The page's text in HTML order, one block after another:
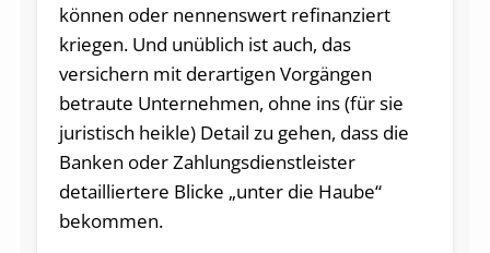
können oder nennenswert refinanziert
kriegen. Und unüblich ist auch, das
versichern mit derartigen Vorgängen
betraute Unternehmen, ohne ins (für sie
juristisch heikle) Detail zu gehen, dass die
Banken oder Zahlungsdienstleister
detailliertere Blicke „unter die Haube“
bekommen.